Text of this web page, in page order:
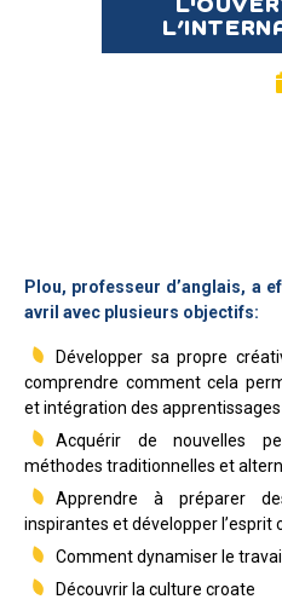
Plou, professeur d’anglais, a
avril avec plusieurs objectifs:
Développer sa propre
comprendre comment cela
et intégration des apprentissages
Acquérir de nouvelles
méthodes traditionnelles et
Apprendre à préparer
inspirantes et développer l’esprit
Comment dynamiser le
Découvrir la culture croate